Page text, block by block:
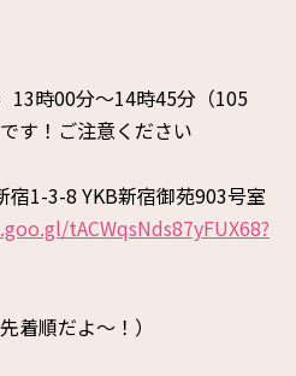
13時00分〜14時45分（105
す！ご注意ください
宿1-3-8 YKB新宿御苑903号室
tACWqsNds87yFUX68?
着順だよ〜！）